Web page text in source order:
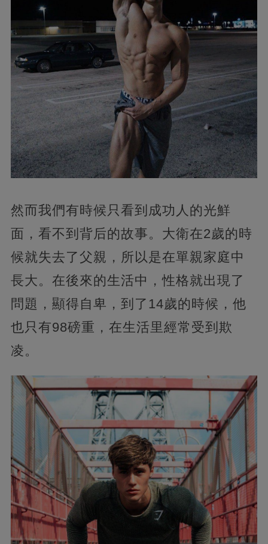
然而我們有時候只看到成功人的光鮮
面，看不到背后的故事。大衛在2歲的時
候就失去了父親，所以是在單親家庭中
長大。在後來的生活中，性格就出現了
問題，顯得自卑，到了14歲的時候，他
也只有98磅重，在生活里經常受到欺
凌。